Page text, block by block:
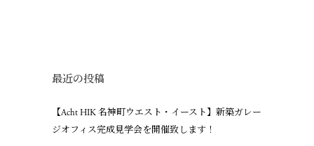
最近の投稿
【Acht HIK 名神町ウエスト・イースト】新築ガレー
ジオフィス完成見学会を開催致します！